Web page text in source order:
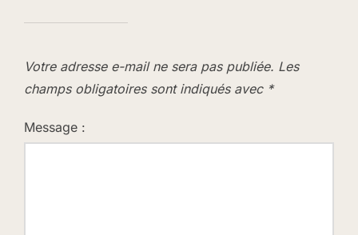
Votre adresse e-mail ne sera pas publiée. Les
champs obligatoires sont indiqués avec *
Message :